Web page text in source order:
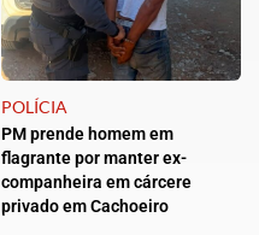
POLÍCIA
PM prende homem em
flagrante por manter ex-
companheira em cárcere
privado em Cachoeiro